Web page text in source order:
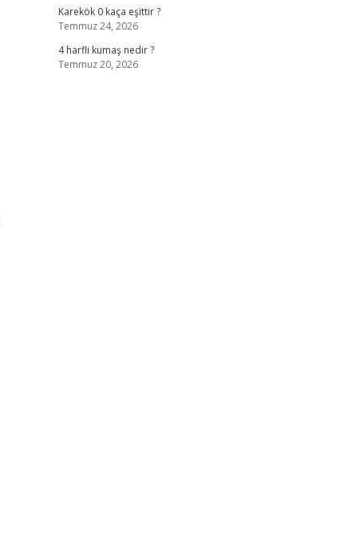
Karekök 0 kaça eşittir ?
Temmuz 24, 2026
4 harfli kumaş nedir ?
Temmuz 20, 2026